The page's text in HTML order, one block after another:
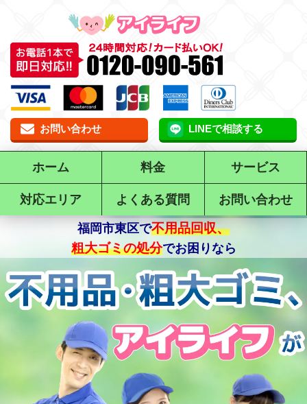
お問い合わせ LINEで相談する
ホーム 料金 サービス
対応エリア よくある質問 お問い合わせ
で不用品回収、
粗大ゴミの処分でお困りなら